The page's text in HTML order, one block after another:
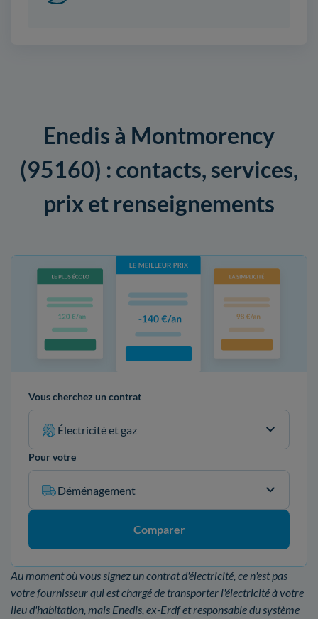
Enedis à Montmorency
(95160) : contacts, services,
prix et renseignements
Vous cherchez un contrat
Électricité et gaz
Pour votre
Déménagement
Comparer
Au moment où vous signez un contrat d'électricité, ce n'est pas
votre fournisseur qui est chargé de transporter l'électricité à votre
lieu d'habitation, mais Enedis, ex-Erdf et responsable du système